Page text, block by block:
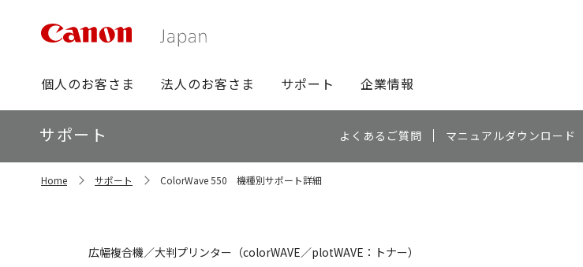
グ
ロ
ー
バ
ビ
個人のお客さま 法人のお客さま サポート 企業情報
ロ
ー
カ
ル
サポート よくあるご質問 マニュアルダウンロード
Home サポート ColorWave 550 機種別サポート詳細
広幅複合機／大判プリンター（colorWAVE／plotWAVE：トナー）